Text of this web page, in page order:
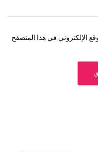
الإلكتروني في هذا المتصفح